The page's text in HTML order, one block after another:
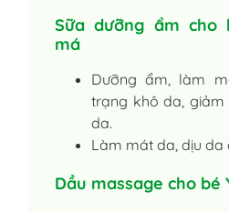
Sữa dưỡng ẩm cho
má
Dưỡng ẩm, làm
trạng khô da,
da.
Làm mát da, dịu da
Dầu massage cho bé